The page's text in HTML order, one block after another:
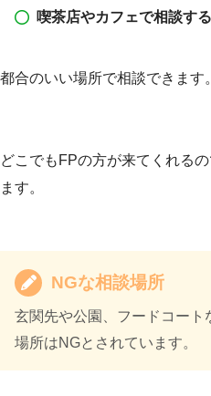
喫茶店やカフェで相談する
都合のいい場所で相談できます。
どこでもFPの方が来てくれる
ます。
NGな相談場所
玄関先や公園、フードコー
場所はNGとされています。